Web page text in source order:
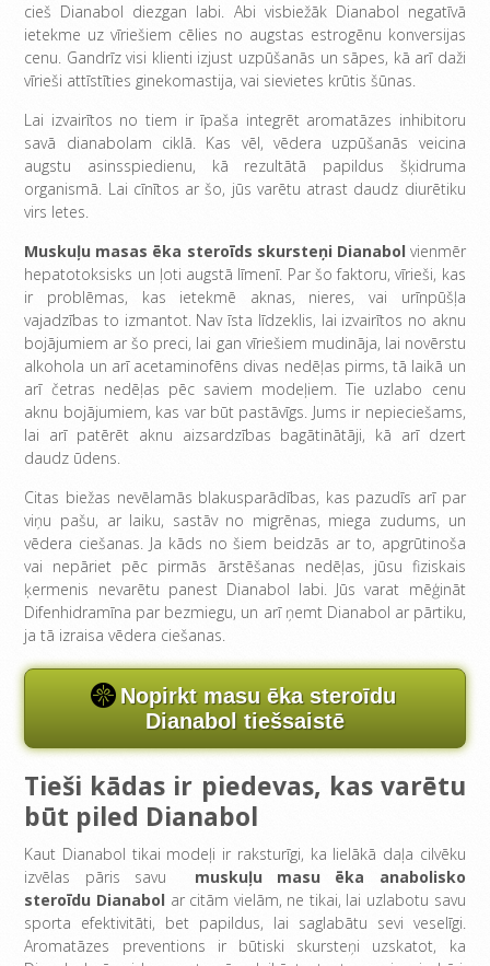
cieš Dianabol diezgan labi. Abi visbiežāk Dianabol negatīvā
ietekme uz vīriešiem cēlies no augstas estrogēnu konversijas
cenu. Gandrīz visi klienti izjust uzpūšanās un sāpes, kā arī daži
vīrieši attīstīties ginekomastija, vai sievietes krūtis šūnas.
Lai izvairītos no tiem ir īpaša integrēt aromatāzes inhibitoru
savā dianabolam ciklā. Kas vēl, vēdera uzpūšanās veicina
augstu asinsspiedienu, kā rezultātā papildus šķidruma
organismā. Lai cīnītos ar šo, jūs varētu atrast daudz diurētiku
virs letes.
Muskuļu masas ēka steroīds skursteņi Dianabolvienmēr
hepatotoksisks un ļoti augstā līmenī. Par šo faktoru, vīrieši, kas
ir problēmas, kas ietekmē aknas, nieres, vai urīnpūšļa
vajadzības to izmantot. Nav īsta līdzeklis, lai izvairītos no aknu
bojājumiem ar šo preci, lai gan vīriešiem mudināja, lai novērstu
alkohola un arī acetaminofēns divas nedēļas pirms, tā laikā un
arī četras nedēļas pēc saviem modeļiem. Tie uzlabo cenu
aknu bojājumiem, kas var būt pastāvīgs. Jums ir nepieciešams,
lai arī patērēt aknu aizsardzības bagātinātāji, kā arī dzert
daudz ūdens.
Citas biežas nevēlamās blakusparādības, kas pazudīs arī par
viņu pašu, ar laiku, sastāv no migrēnas, miega zudums, un
vēdera ciešanas. Ja kāds no šiem beidzās ar to, apgrūtinoša
vai nepāriet pēc pirmās ārstēšanas nedēļas, jūsu fiziskais
ķermenis nevarētu panest Dianabol labi. Jūs varat mēģināt
Difenhidramīna par bezmiegu, un arī ņemt Dianabol ar pārtiku,
ja tā izraisa vēdera ciešanas.
Nopirkt masu ēka steroīdu
Dianabol tiešsaistē
Tieši kādas ir piedevas, kas varētu
būt piled Dianabol
Kaut Dianabol tikai modeļi ir raksturīgi, ka lielākā daļa cilvēku
izvēlas pāris savu muskuļu masu ēka anabolisko
steroīdu Dianabol ar citām vielām, ne tikai, lai uzlabotu savu
sporta efektivitāti, bet papildus, lai saglabātu sevi veselīgi.
Aromatāzes preventions ir būtiski skursteņi uzskatot, ka